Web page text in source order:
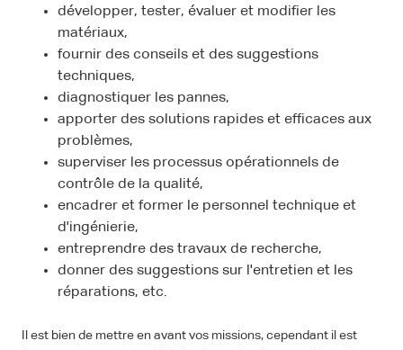
développer, tester, évaluer et modifier les
matériaux,
fournir des conseils et des suggestions
techniques,
diagnostiquer les pannes,
apporter des solutions rapides et efficaces aux
problèmes,
superviser les processus opérationnels de
contrôle de la qualité,
encadrer et former le personnel technique et
d'ingénierie,
entreprendre des travaux de recherche,
donner des suggestions sur l'entretien et les
réparations, etc.
Il est bien de mettre en avant vos missions, cependant il est